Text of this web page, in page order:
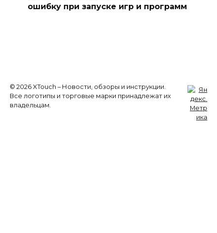
ошибку при запуске игр и программ
© 2026 XTouch – Новости, обзоры и инструкции.
Все логотипы и торговые марки принадлежат их
владельцам.